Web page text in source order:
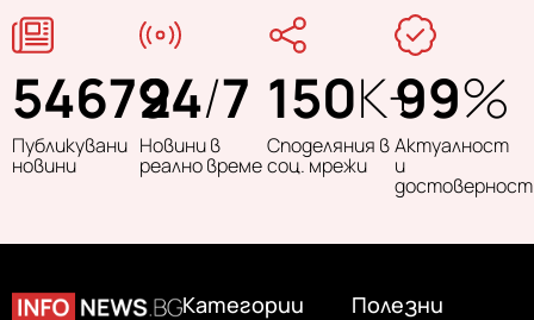
54679
Публикувани
новини
24/7
Новини в
реално време
150K+
Споделяния в
соц. мрежи
99%
Актуалност
и
достоверност
Категории
Полезни